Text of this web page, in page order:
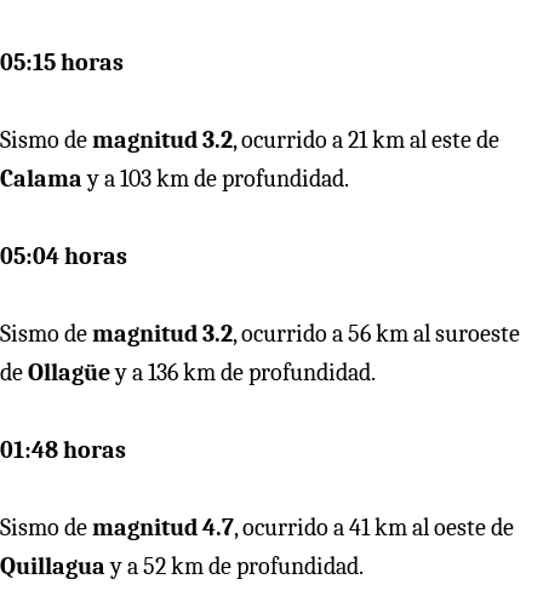
05:15 horas
Sismo demagnitud 3.2, ocurrido a 21 km al este de
Calamay a 103 km de profundidad.
05:04 horas
Sismo demagnitud 3.2, ocurrido a 56 km al suroeste
deOllagüey a 136 km de profundidad.
01:48 horas
Sismo demagnitud 4.7, ocurrido a 41 km al oeste de
Quillaguay a 52 km de profundidad.